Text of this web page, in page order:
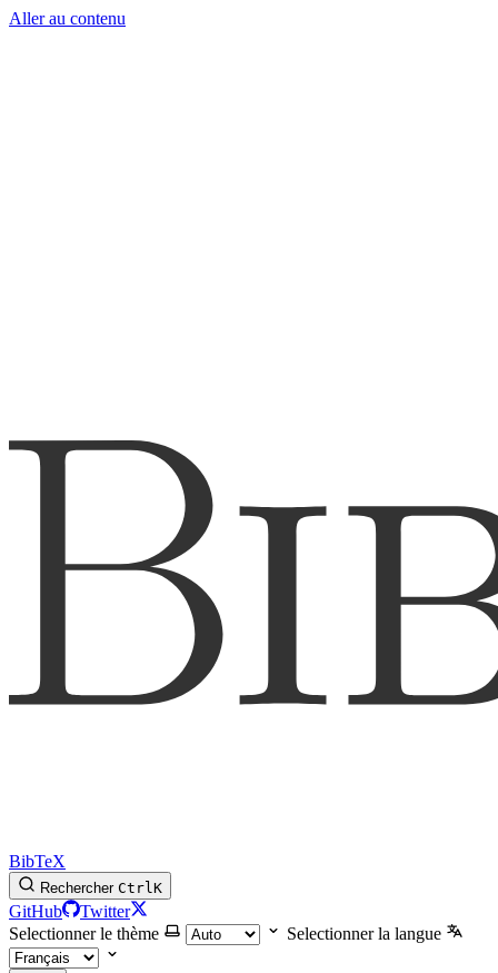
Aller au contenu
BibTeX
Rechercher CtrlK
GitHub
Twitter
Selectionner le thème
Selectionner la langue